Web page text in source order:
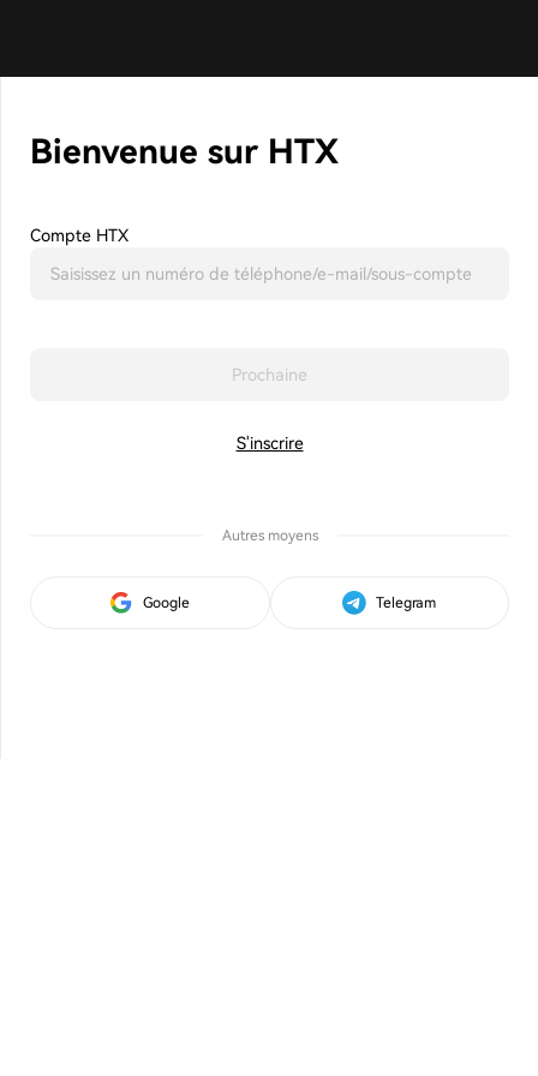
Bienvenue sur HTX
Compte HTX
Prochaine
S'inscrire
Autres moyens
Google Telegram